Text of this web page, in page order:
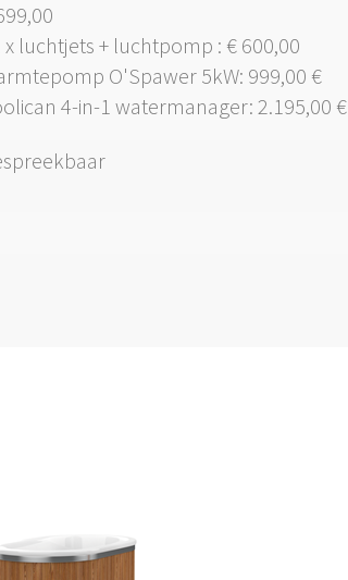
x luchtjets + luchtpomp : € 600,00
O'Spawer 5kW: 999,00 €
4-in-1 watermanager: 2.195,00 €